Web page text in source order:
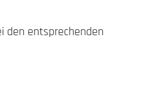
den entsprechenden